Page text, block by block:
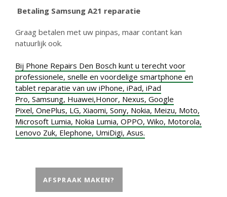
Betaling Samsung A21 reparatie
Graag betalen met uw pinpas, maar contant kan
natuurlijk ook.
Bij Phone Repairs Den Bosch kunt u terecht voor
professionele, snelle en voordelige smartphone en
tablet reparatie van uw iPhone, iPad, iPad
Pro, Samsung, Huawei,Honor, Nexus, Google
Pixel, OnePlus, LG, Xiaomi, Sony, Nokia, Meizu, Moto,
Microsoft Lumia, Nokia Lumia, OPPO, Wiko, Motorola,
Lenovo Zuk, Elephone, UmiDigi, Asus.
AFSPRAAK MAKEN?